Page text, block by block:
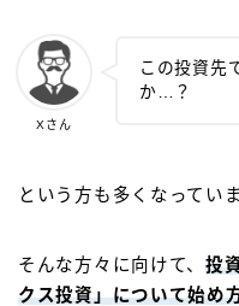
Xさん
この投資先
か…？
という方も多くなっていま
そんな方々に向けて、 投
クス投資」について始め